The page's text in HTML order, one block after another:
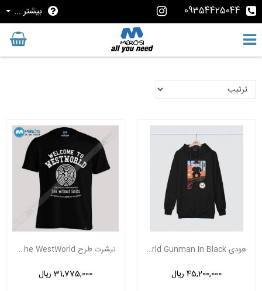
09354425044 بیشتر ...
هودی Westworld Gunman In Black
45,200,000 ریال
تیشرت طرح Welcome To The WestWorld
31,775,000 ریال